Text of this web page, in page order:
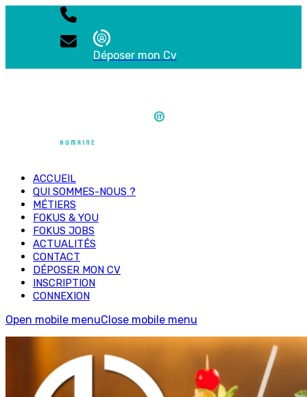
Déposer mon Cv
ACCUEIL
QUI SOMMES-NOUS ?
MÉTIERS
FOKUS & YOU
FOKUS JOBS
ACTUALITÉS
CONTACT
DÉPOSER MON CV
INSCRIPTION
CONNEXION
Open mobile menuClose mobile menu